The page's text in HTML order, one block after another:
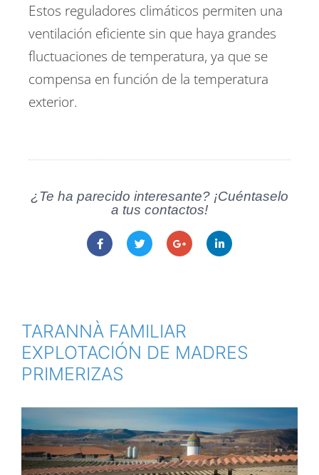
Estos reguladores climáticos permiten una
ventilación eficiente sin que haya grandes
fluctuaciones de temperatura, ya que se
compensa en función de la temperatura
exterior.
¿Te ha parecido interesante? ¡Cuéntaselo
a tus contactos!
TARANNÀ FAMILIAR
EXPLOTACIÓN DE MADRES
PRIMERIZAS